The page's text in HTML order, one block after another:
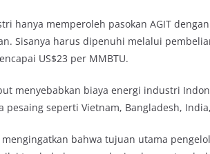
hanya memperoleh pasokan AGIT
Sisanya harus dipenuhi melalui
US$23 per MMBTU.
menyebabkan biaya energi industri
pesaing seperti Vietnam, Bangladesh,
mengingatkan bahwa tujuan utama